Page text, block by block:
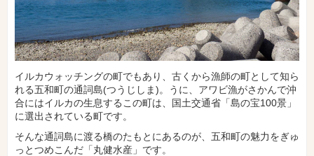
イルカウォッチングの町でもあり、古くから漁師の町として知ら
れる五和町の通詞島(つうじしま)。うに、アワビ漁がさかんで沖
合にはイルカの生息するこの町は、国土交通省「島の宝100景」
に選出されている町です。
そんな通詞島に渡る橋のたもとにあるのが、五和町の魅力をぎゅ
っとつめこんだ「丸健水産」です。